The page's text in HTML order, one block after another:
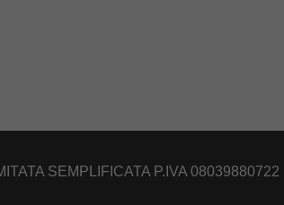
SEMPLIFICATA P.IVA 08039880722 |